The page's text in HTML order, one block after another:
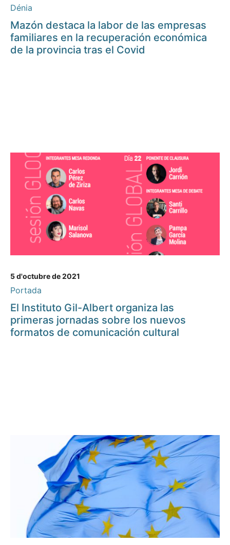
Dénia
Mazón destaca la labor de las empresas
familiares en la recuperación económica
de la provincia tras el Covid
5 d'octubre de 2021
Portada
El Instituto Gil-Albert organiza las
primeras jornadas sobre los nuevos
formatos de comunicación cultural